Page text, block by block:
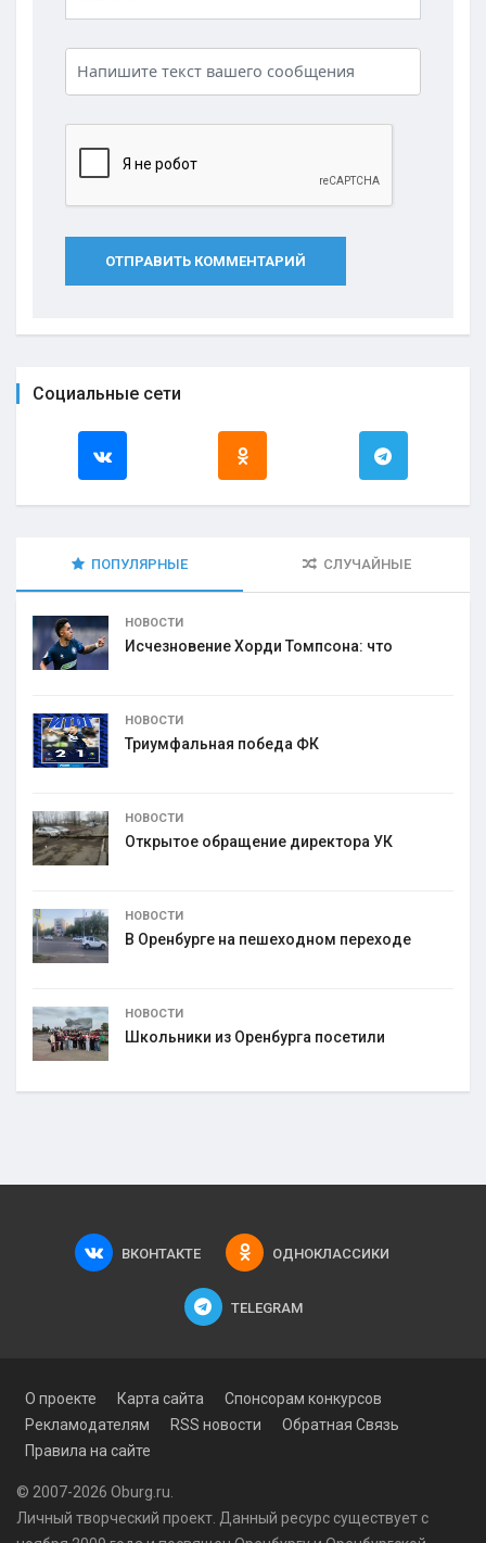
ОТПРАВИТЬ КОММЕНТАРИЙ
Социальные сети
ПОПУЛЯРНЫЕ СЛУЧАЙНЫЕ
НОВОСТИ
Исчезновение Хорди Томпсона: что
НОВОСТИ
Триумфальная победа ФК
НОВОСТИ
Открытое обращение директора УК
НОВОСТИ
В Оренбурге на пешеходном переходе
НОВОСТИ
Школьники из Оренбурга посетили
ВКОНТАКТЕ ОДНОКЛАССИКИ
TELEGRAM
О проекте Карта сайта
Спонсорам конкурсов
Рекламодателям
RSS новости
Обратная Связь
Правила на сайте
© 2007-2026 Oburg.ru.
Личный творческий проект. Данный ресурс существует с